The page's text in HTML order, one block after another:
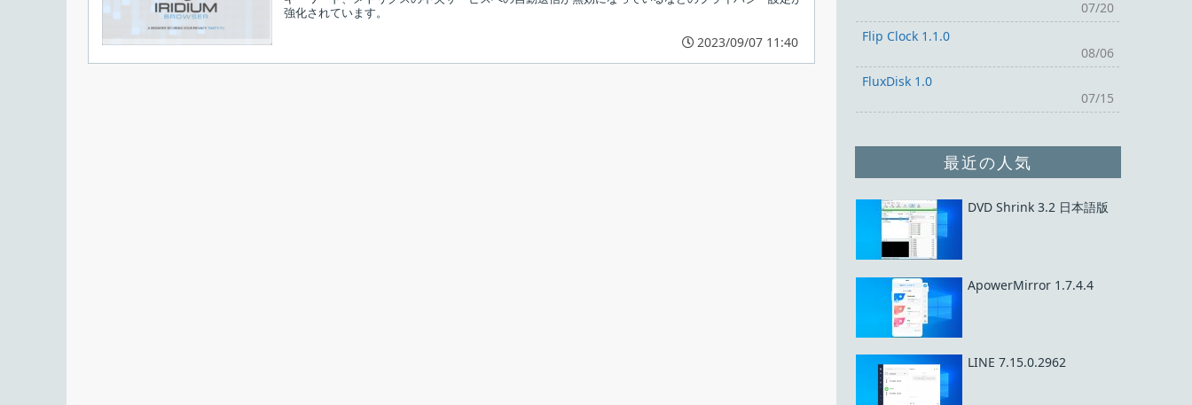
強化されています。
2023/09/07 11:40
07/20
Flip Clock 1.1.0
08/06
FluxDisk 1.0
07/15
最近の人気
DVD Shrink 3.2 日本語版
ApowerMirror 1.7.4.4
LINE 7.15.0.2962